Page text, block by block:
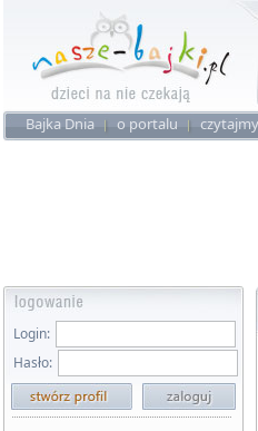
Bajka Dnia o portalu
Login:
Hasło: